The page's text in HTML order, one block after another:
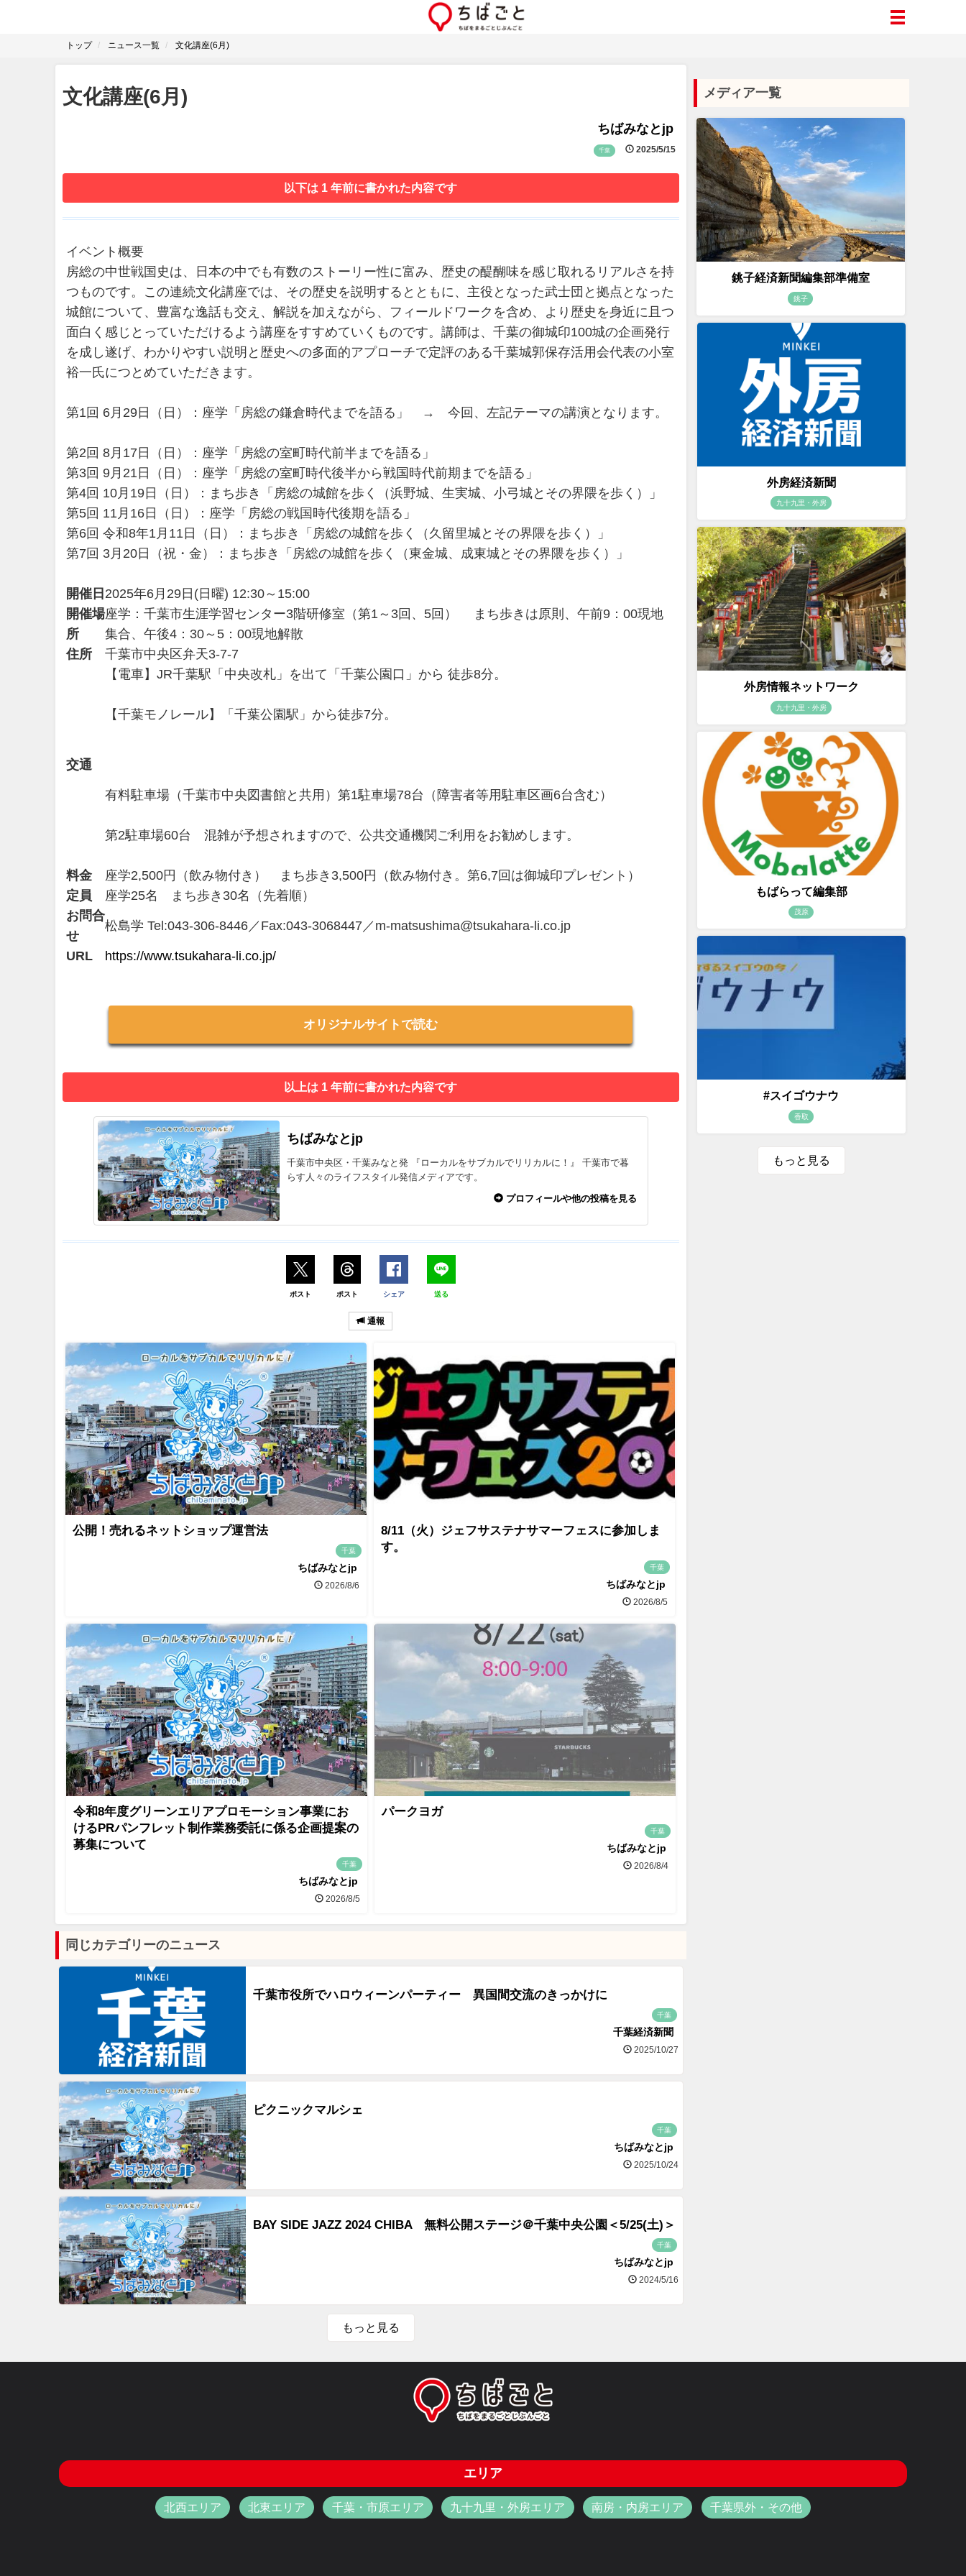
トップ ニュース一覧 文化講座(6月)
文化講座(6月)
ちばみなとjp
千葉 2025/5/15
以下は 1 年前に書かれた内容です
イベント概要
房総の中世戦国史は、日本の中でも有数のストーリー性に富み、歴史の醍醐味を感じ取れるリアルさを持
つものです。この連続文化講座では、その歴史を説明するとともに、主役となった武士団と拠点となった
城館について、豊富な逸話も交え、解説を加えながら、フィールドワークを含め、より歴史を身近に且つ
面白く感じとっていただけるよう講座をすすめていくものです。講師は、千葉の御城印100城の企画発行
を成し遂げ、わかりやすい説明と歴史への多面的アプローチで定評のある千葉城郭保存活用会代表の小室
裕一氏につとめていただきます。
第1回 6月29日（日）：座学「房総の鎌倉時代までを語る」 → 今回、左記テーマの講演となります。
第2回 8月17日（日）：座学「房総の室町時代前半までを語る」
第3回 9月21日（日）：座学「房総の室町時代後半から戦国時代前期までを語る」
第4回 10月19日（日）：まち歩き「房総の城館を歩く（浜野城、生実城、小弓城とその界隈を歩く）」
第5回 11月16日（日）：座学「房総の戦国時代後期を語る」
第6回 令和8年1月11日（日）：まち歩き「房総の城館を歩く（久留里城とその界隈を歩く）」
第7回 3月20日（祝・金）：まち歩き「房総の城館を歩く（東金城、成東城とその界隈を歩く）」
開催日 2025年6月29日(日曜) 12:30～15:00
開催場
所
座学：千葉市生涯学習センター3階研修室（第1～3回、5回） まち歩きは原則、午前9：00現地
集合、午後4：30～5：00現地解散
住所
千葉市中央区弁天3-7-7
交通
【電車】JR千葉駅「中央改札」を出て「千葉公園口」から 徒歩8分。
【千葉モノレール】「千葉公園駅」から徒歩7分。
有料駐車場（千葉市中央図書館と共用）第1駐車場78台（障害者等用駐車区画6台含む）
第2駐車場60台 混雑が予想されますので、公共交通機関ご利用をお勧めします。
料金
座学2,500円（飲み物付き） まち歩き3,500円（飲み物付き。第6,7回は御城印プレゼント）
定員
座学25名 まち歩き30名（先着順）
お問合
せ
松島学 Tel:043-306-8446／Fax:043-3068447／m-matsushima@tsukahara-li.co.jp
URL https://www.tsukahara-li.co.jp/
オリジナルサイトで読む
以上は 1 年前に書かれた内容です
ちばみなとjp
千葉市中央区・千葉みなと発 『ローカルをサブカルでリリカルに！』 千葉市で暮
らす人々のライフスタイル発信メディアです。
プロフィールや他の投稿を見る
ポスト ポスト シェア 送る
通報
公開！売れるネットショップ運営法
千葉
ちばみなとjp
2026/8/6
8/11（火）ジェフサステナサマーフェスに参加しま
す。
千葉
ちばみなとjp
2026/8/5
令和8年度グリーンエリアプロモーション事業にお
けるPRパンフレット制作業務委託に係る企画提案の
募集について
千葉
ちばみなとjp
2026/8/5
パークヨガ
千葉
ちばみなとjp
2026/8/4
同じカテゴリーのニュース
千葉市役所でハロウィーンパーティー 異国間交流のきっかけに
千葉
千葉経済新聞
2025/10/27
ピクニックマルシェ
千葉
ちばみなとjp
2025/10/24
BAY SIDE JAZZ 2024 CHIBA 無料公開ステージ＠千葉中央公園＜5/25(土)＞
千葉
ちばみなとjp
2024/5/16
もっと見る
メディア一覧
銚子経済新聞編集部準備室
銚子
外房経済新聞
九十九里・外房
外房情報ネットワーク
九十九里・外房
もばらって編集部
茂原
#スイゴウナウ
香取
もっと見る
エリア
北西エリア 北東エリア 千葉・市原エリア 九十九里・外房エリア 南房・内房エリア 千葉県外・その他